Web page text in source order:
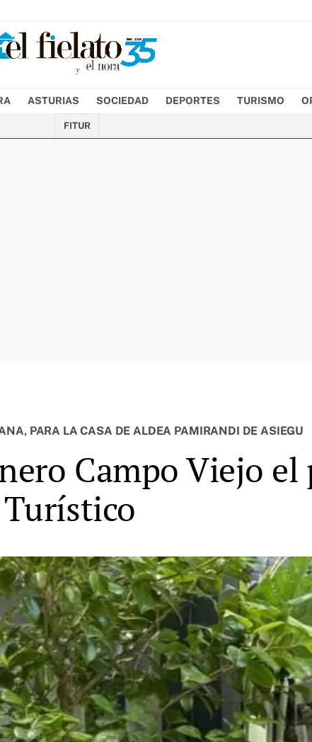
ASTURIAS SOCIEDAD DEPORTES TURISMO
FITUR
PARA LA CASA DE ALDEA PAMIRANDI DE ASIEGU
Campo Viejo